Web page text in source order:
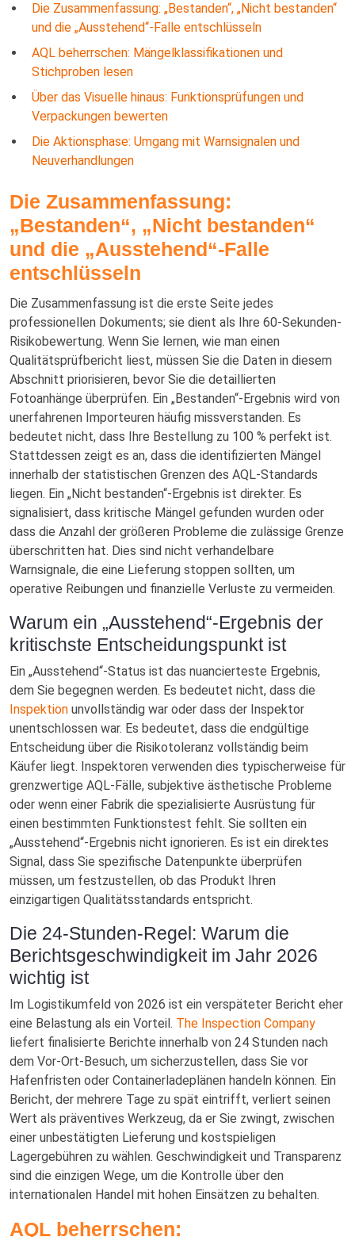
Die Zusammenfassung: „Bestanden“, „Nicht bestanden“
und die „Ausstehend“-Falle entschlüsseln
AQL beherrschen: Mängelklassifikationen und
Stichproben lesen
Über das Visuelle hinaus: Funktionsprüfungen und
Verpackungen bewerten
Die Aktionsphase: Umgang mit Warnsignalen und
Neuverhandlungen
Die Zusammenfassung:
„Bestanden“, „Nicht bestanden“
und die „Ausstehend“-Falle
entschlüsseln
Die Zusammenfassung ist die erste Seite jedes
professionellen Dokuments; sie dient als Ihre 60-Sekunden-
Risikobewertung. Wenn Sie lernen, wie man einen
Qualitätsprüfbericht liest, müssen Sie die Daten in diesem
Abschnitt priorisieren, bevor Sie die detaillierten
Fotoanhänge überprüfen. Ein „Bestanden“-Ergebnis wird von
unerfahrenen Importeuren häufig missverstanden. Es
bedeutet nicht, dass Ihre Bestellung zu 100 % perfekt ist.
Stattdessen zeigt es an, dass die identifizierten Mängel
innerhalb der statistischen Grenzen des AQL-Standards
liegen. Ein „Nicht bestanden“-Ergebnis ist direkter. Es
signalisiert, dass kritische Mängel gefunden wurden oder
dass die Anzahl der größeren Probleme die zulässige Grenze
überschritten hat. Dies sind nicht verhandelbare
Warnsignale, die eine Lieferung stoppen sollten, um
operative Reibungen und finanzielle Verluste zu vermeiden.
Warum ein „Ausstehend“-Ergebnis der
kritischste Entscheidungspunkt ist
Ein „Ausstehend“-Status ist das nuancierteste Ergebnis,
dem Sie begegnen werden. Es bedeutet nicht, dass die
Inspektion unvollständig war oder dass der Inspektor
unentschlossen war. Es bedeutet, dass die endgültige
Entscheidung über die Risikotoleranz vollständig beim
Käufer liegt. Inspektoren verwenden dies typischerweise für
grenzwertige AQL-Fälle, subjektive ästhetische Probleme
oder wenn einer Fabrik die spezialisierte Ausrüstung für
einen bestimmten Funktionstest fehlt. Sie sollten ein
„Ausstehend“-Ergebnis nicht ignorieren. Es ist ein direktes
Signal, dass Sie spezifische Datenpunkte überprüfen
müssen, um festzustellen, ob das Produkt Ihren
einzigartigen Qualitätsstandards entspricht.
Die 24-Stunden-Regel: Warum die
Berichtsgeschwindigkeit im Jahr 2026
wichtig ist
Im Logistikumfeld von 2026 ist ein verspäteter Bericht eher
eine Belastung als ein Vorteil. The Inspection Company
liefert finalisierte Berichte innerhalb von 24 Stunden nach
dem Vor-Ort-Besuch, um sicherzustellen, dass Sie vor
Hafenfristen oder Containerladeplänen handeln können. Ein
Bericht, der mehrere Tage zu spät eintrifft, verliert seinen
Wert als präventives Werkzeug, da er Sie zwingt, zwischen
einer unbestätigten Lieferung und kostspieligen
Lagergebühren zu wählen. Geschwindigkeit und Transparenz
sind die einzigen Wege, um die Kontrolle über den
internationalen Handel mit hohen Einsätzen zu behalten.
AQL beherrschen: